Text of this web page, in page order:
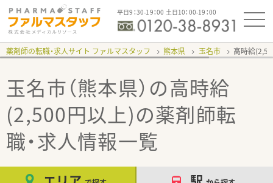
平日9：30-19：00 土日10：00-19：00
薬剤師の転職・求人サイト ファルマスタッフ 熊本県 玉名市 高時給
玉名市（熊本県）の高時給
(2,500円以上)の薬剤師転
職・求人情報一覧